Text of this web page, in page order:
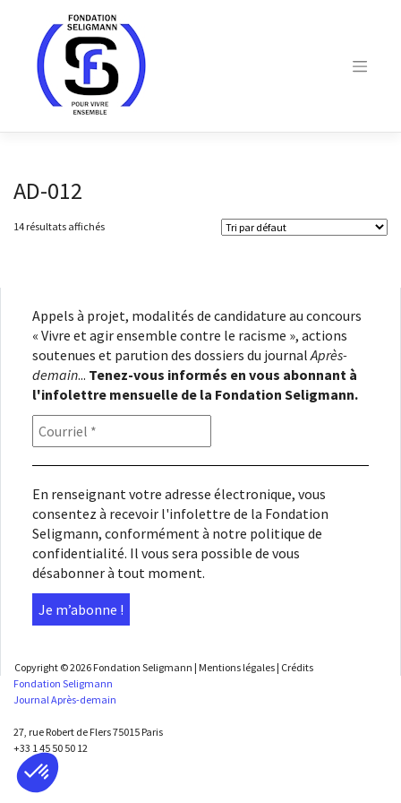
AD-012
14 résultats affichés
Appels à projet, modalités de candidature au concours
« Vivre et agir ensemble contre le racisme », actions
soutenues et parution des dossiers du journalAprès-
demain... Tenez-vous informés en vous abonnant à
l'infolettre mensuelle de la Fondation Seligmann.
En renseignant votre adresse électronique, vous
consentez à recevoir l'infolettre de la Fondation
Seligmann, conformément à notre politique de
confidentialité. Il vous sera possible de vous
désabonner à tout moment.
Copyright © 2026 Fondation Seligmann | Mentions légales | Crédits
Fondation Seligmann
Journal Après-demain
27, rue Robert de Flers 75015 Paris
+33 1 45 50 50 12